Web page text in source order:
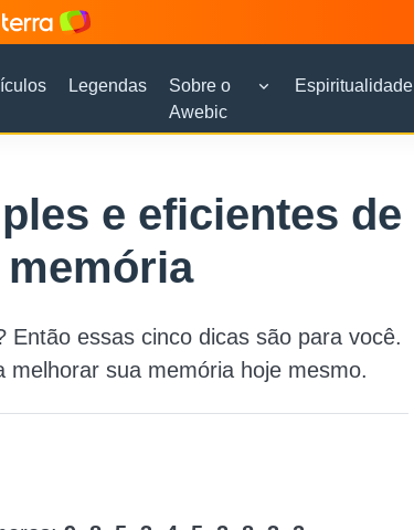
Legendas
Sobre o
Awebic
Espiritualidade
e eficientes de
Então essas cinco dicas são para você.
melhorar sua memória hoje mesmo.